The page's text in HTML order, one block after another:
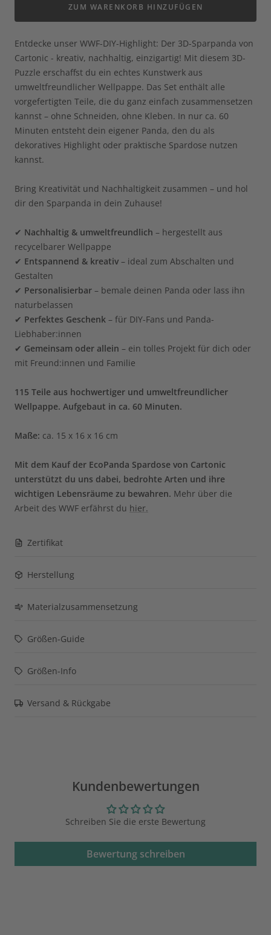
ZUM WARENKORB HINZUFÜGEN
Entdecke unser WWF-DIY-Highlight: Der 3D-Sparpanda von
Cartonic - kreativ, nachhaltig, einzigartig! Mit diesem 3D-
Puzzle erschaffst du ein echtes Kunstwerk aus
umweltfreundlicher Wellpappe. Das Set enthält alle
vorgefertigten Teile, die du ganz einfach zusammensetzen
kannst – ohne Schneiden, ohne Kleben. In nur ca. 60
Minuten entsteht dein eigener Panda, den du als
dekoratives Highlight oder praktische Spardose nutzen
kannst.
Bring Kreativität und Nachhaltigkeit zusammen – und hol
dir den Sparpanda in dein Zuhause!
✔ Nachhaltig & umweltfreundlich – hergestellt aus
recycelbarer Wellpappe
✔ Entspannend & kreativ – ideal zum Abschalten und
Gestalten
✔ Personalisierbar – bemale deinen Panda oder lass ihn
naturbelassen
✔ Perfektes Geschenk – für DIY-Fans und Panda-
Liebhaber:innen
✔ Gemeinsam oder allein – ein tolles Projekt für dich oder
mit Freund:innen und Familie
115 Teile aus hochwertiger und umweltfreundlicher
Wellpappe. Aufgebaut in ca. 60 Minuten.
Maße: ca. 15 x 16 x 16 cm
Mit dem Kauf der EcoPanda Spardose von Cartonic
unterstützt du uns dabei, bedrohte Arten und ihre
wichtigen Lebensräume zu bewahren. Mehr über die
Arbeit des WWF erfährst du hier.
Zertifikat
Herstellung
Materialzusammensetzung
Größen-Guide
Größen-Info
Versand & Rückgabe
Kundenbewertungen
Schreiben Sie die erste Bewertung
Bewertung schreiben